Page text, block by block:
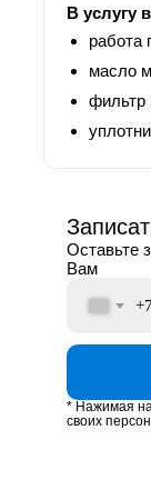
В услугу
работа
масло
фильтр
Оставьте
Вам
+7
* Нажимая на
своих